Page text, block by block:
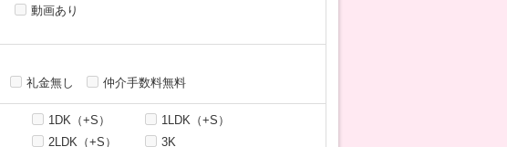
動画あり
礼金無し 仲介手数料無料
1DK（+S）
1LDK（+S）
2LDK（+S）
3K